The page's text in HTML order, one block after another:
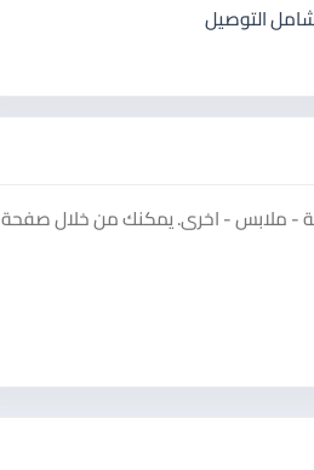
‏مع بكج ( مصلية ، مصحف ، مسبحة)♥️ ‏السعر *13* دينار شامل التوصيل
- ملابس - اخرى. يمكنك من خلال صفحة